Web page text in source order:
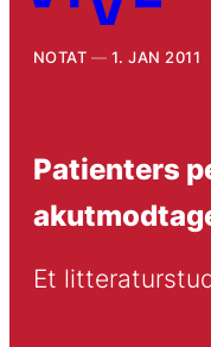
NOTAT 1. JAN 2011
Patienters
Et